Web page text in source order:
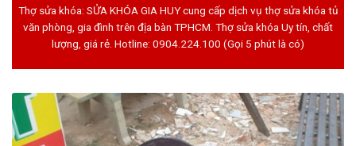
Thợ sửa khóa: SỬA KHÓA GIA HUY cung cấp dịch vụ thợ sửa khóa tủ
văn phòng, gia đình trên địa bàn TPHCM. Thợ sửa khóa Uy tín, chất
lượng, giá rẻ. Hotline: 0904.224.100 (Gọi 5 phút là có)